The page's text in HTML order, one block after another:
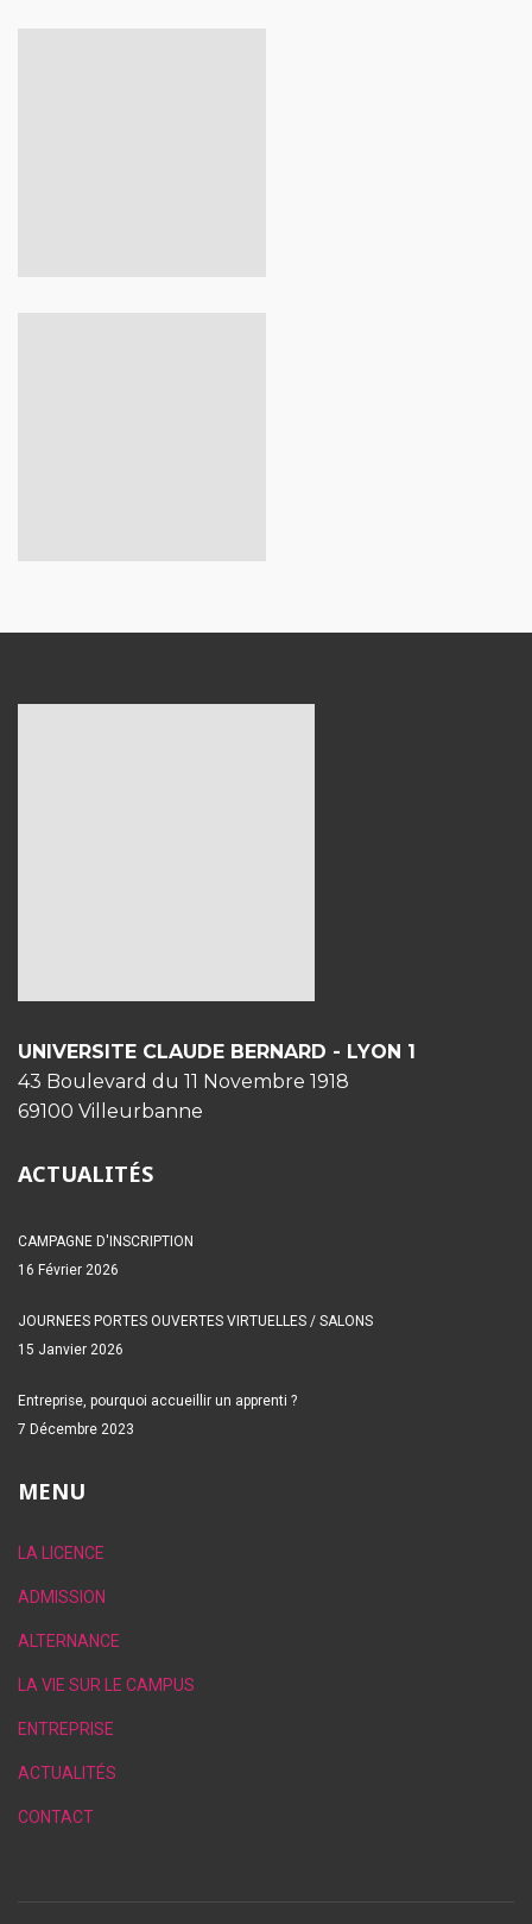
UNIVERSITE CLAUDE BERNARD - LYON 1
43 Boulevard du 11 Novembre 1918
69100 Villeurbanne
ACTUALITÉS
CAMPAGNE D'INSCRIPTION
16 Février 2026
JOURNEES PORTES OUVERTES VIRTUELLES / SALONS
15 Janvier 2026
Entreprise, pourquoi accueillir un apprenti ?
7 Décembre 2023
MENU
LA LICENCE
ADMISSION
ALTERNANCE
LA VIE SUR LE CAMPUS
ENTREPRISE
ACTUALITÉS
CONTACT